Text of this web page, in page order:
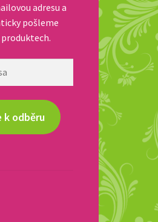
adresu a
pošleme
k odběru